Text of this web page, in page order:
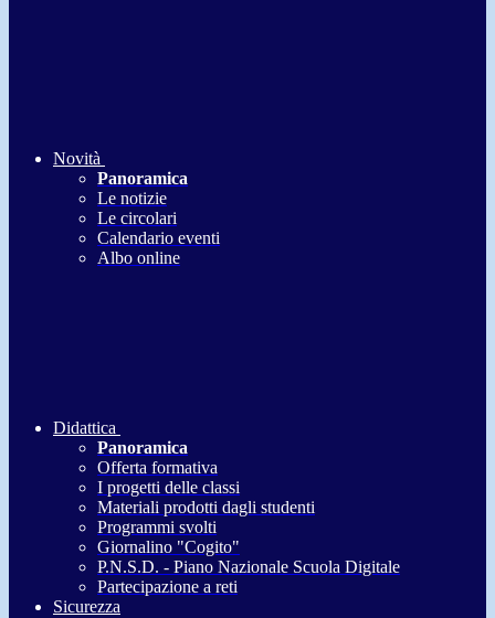
Novità
Panoramica
Le notizie
Le circolari
Calendario eventi
Albo online
Didattica
Panoramica
Offerta formativa
I progetti delle classi
Materiali prodotti dagli studenti
Programmi svolti
Giornalino "Cogito"
P.N.S.D. - Piano Nazionale Scuola Digitale
Partecipazione a reti
Sicurezza